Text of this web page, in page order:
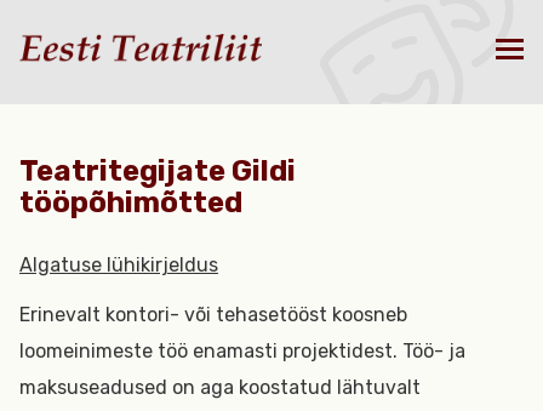
Teatritegijate Gildi
tööpõhimõtted
Algatuse lühikirjeldus
Erinevalt kontori- või tehasetööst koosneb
loomeinimeste töö enamasti projektidest. Töö- ja
maksuseadused on aga koostatud lähtuvalt